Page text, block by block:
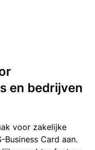
en bedrijven
voor zakelijke
Business Card aan.